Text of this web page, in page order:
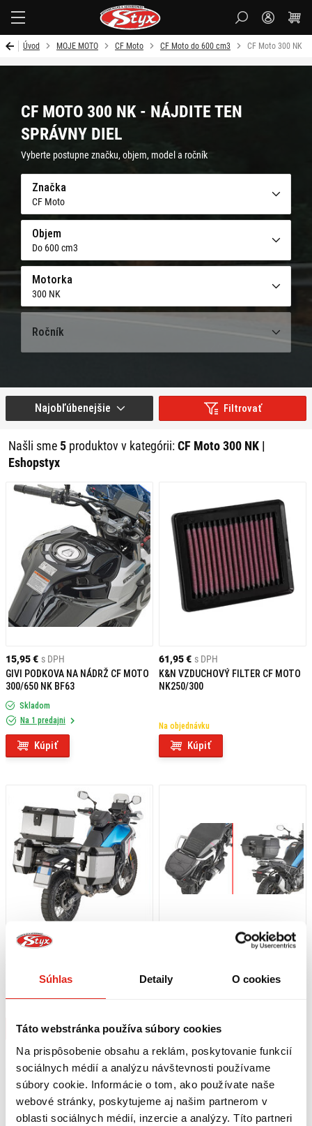
Súhlas Detaily O cookies
Táto webstránka používa súbory cookies
Na prispôsobenie obsahu a reklám, poskytovanie funkcií
sociálnych médií a analýzu návštevnosti používame
súbory cookie. Informácie o tom, ako používate naše
webové stránky, poskytujeme aj našim partnerom v
oblasti sociálnych médií, inzercie a analýzy. Títo partneri
Úvod MOJE MOTO CF Moto CF Moto do 600 cm3 CF Moto 300 NK
CF MOTO 300 NK - NÁJDITE TEN
SPRÁVNY DIEL
Vyberte postupne značku, objem, model a ročník
Značka
CF Moto
Objem
Do 600 cm3
Motorka
300 NK
Ročník
Filtrovať
Našli sme5 produktov v kategórii:CF Moto 300 NK |
Eshopstyx
Najobľúbenejšie
15,95 € s DPH
GIVI PODKOVA NA NÁDRŽ CF MOTO
300/650 NK BF63
Skladom
Na 1 predajni
Kúpiť
61,95 € s DPH
K&N VZDUCHOVÝ FILTER CF MOTO
NK250/300
Na objednávku
Kúpiť
GIVI BOČNÉ NOSIČE CF MOTO 450
Kúpiť
GIVI DRŽIAK KUFRA CF MOTO 300
Kúpiť